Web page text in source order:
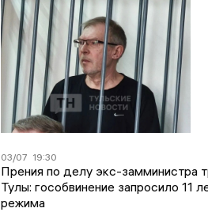
03/07 19:30
Прения по делу экс-замминистра
Тулы: гособвинение запросило 11
режима